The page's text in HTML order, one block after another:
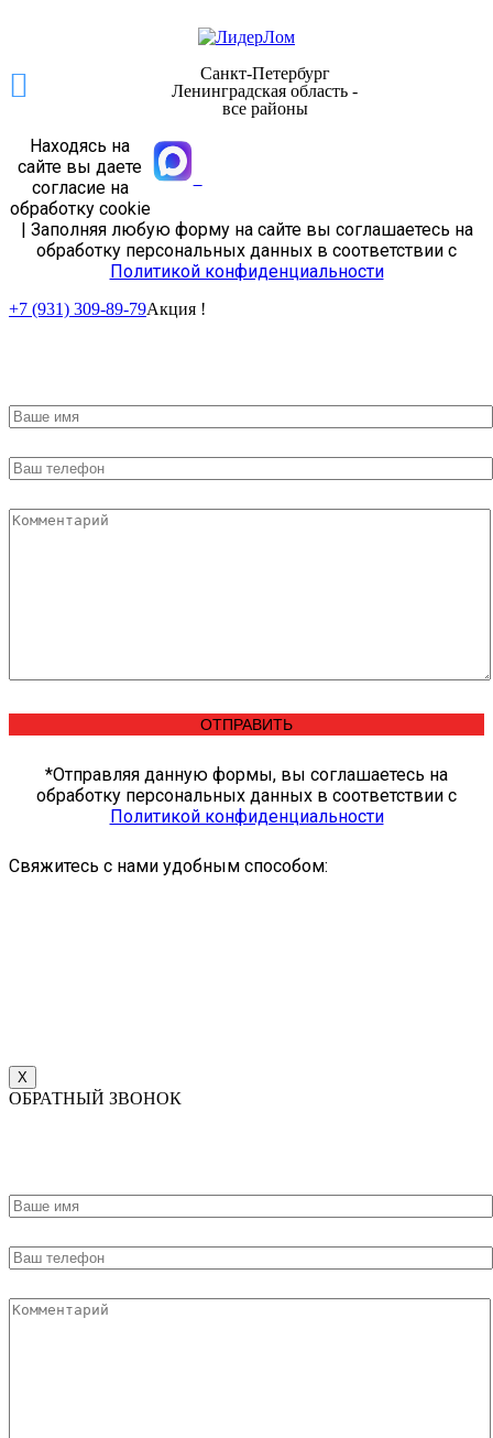
Санкт-Петербург
Ленинградская область -
все районы
Находясь на
сайте вы даете
согласие на
обработку cookie
| Заполняя любую форму на сайте вы соглашаетесь на
обработку персональных данных в соответствии с
Политикой конфиденциальности
+7 (931) 309-89-79Акция !
*Отправляя данную формы, вы соглашаетесь на
обработку персональных данных в соответствии c
Политикой конфиденциальности
Свяжитесь с нами удобным способом:
X
ОБРАТНЫЙ ЗВОНОК